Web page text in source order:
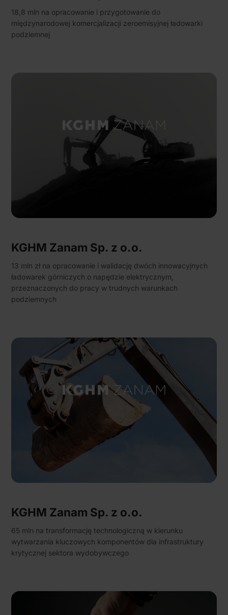
18,8 mln na opracowanie i przygotowanie do
międzynarodowej komercjalizacji zeroemisyjnej ładowarki
podziemnej
KGHM Zanam Sp. z o.o.
13 mln zł na opracowanie i walidację dwóch innowacyjnych
ładowarek górniczych o napędzie elektrycznym,
przeznaczonych do pracy w trudnych warunkach
podziemnych
KGHM Zanam Sp. z o.o.
65 mln na transformację technologiczną w kierunku
wytwarzania kluczowych komponentów dla infrastruktury
krytycznej sektora wydobywczego